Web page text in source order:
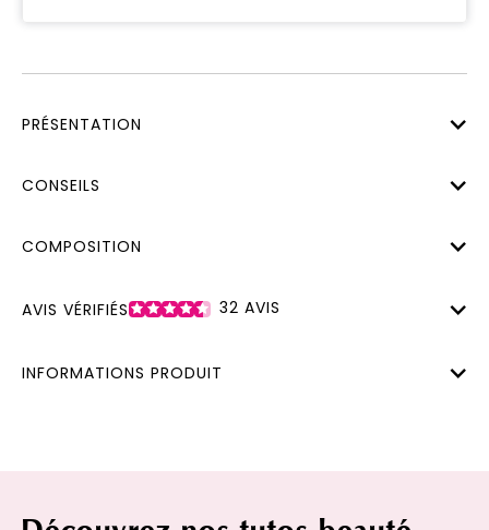
PRÉSENTATION
CONSEILS
COMPOSITION
AVIS VÉRIFIÉS 32 AVIS
INFORMATIONS PRODUIT